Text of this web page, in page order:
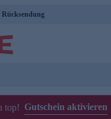
Rücksendung
top! Gutschein aktivieren